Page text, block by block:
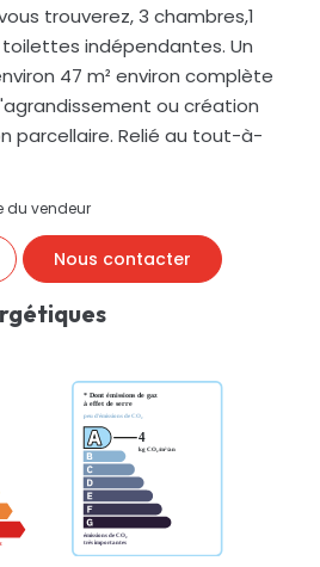
trouverez, 3 chambres,1
toilettes indépendantes. Un
47 m² environ complète
ou création
parcellaire. Relié au tout-à-
du vendeur
Nous contacter